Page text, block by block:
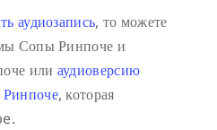
аудиозапись, то можете
Сопы Ринпоче и
или аудиоверсию
, которая